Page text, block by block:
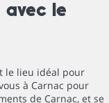
avec le
le lieu idéal pour
à Carnac pour
de Carnac, et se